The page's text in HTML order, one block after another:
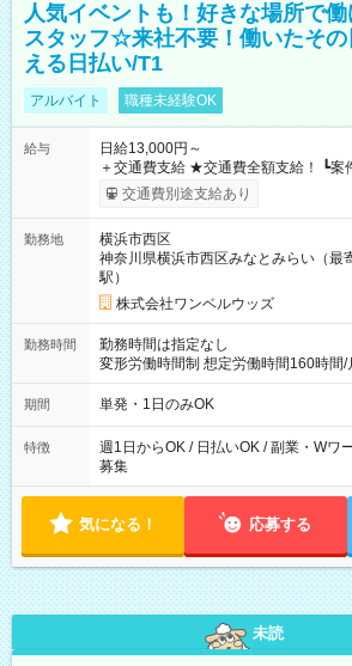
人気イベントも！好きな場所で
スタッフ☆来社不要！働いたその
える日払い/T1
アルバイト 職種未経験OK
給与
日給13,000円～
＋交通費支給 ★交通費全額支給！ ┗案件により規定あり ★日払
いOK！（規定あり） ┗働いたその日
ンビニATMから 日払い分を引き落とせます！ 【試
交通費別途支給あり
勤務地
横浜市西区
神奈川県横浜市西区みなとみらい（最
駅）
株式会社ワンベルウッズ
勤務時間
勤務時間は指定なし
変形労働時間制 想定労働時間160時間/月 【シフト例】 ・8：
～21：00
期間 単発・1日のみOK
特徴
週1日からOK / 日払いOK / 副業・Wワ
募集
気になる！ 応募する
未読